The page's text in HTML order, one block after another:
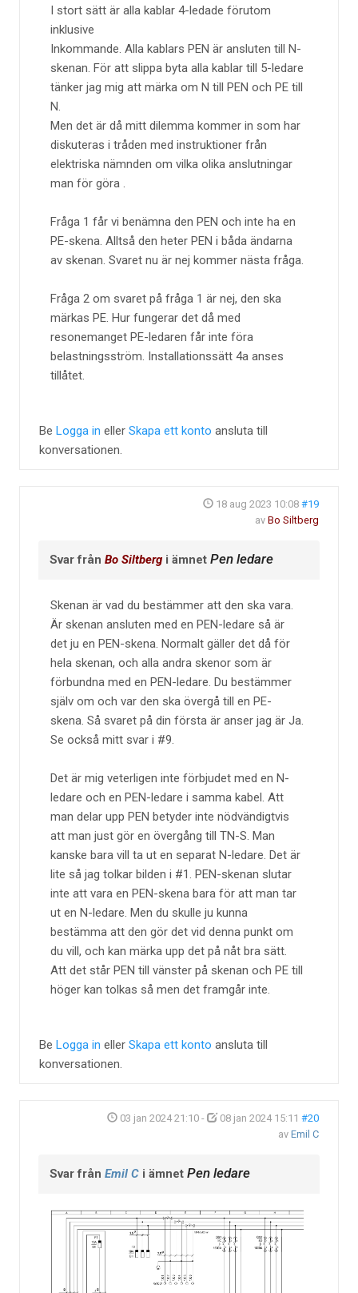
I stort sätt är alla kablar 4-ledade förutom
inklusive
Inkommande. Alla kablars PEN är ansluten till N-
skenan. För att slippa byta alla kablar till 5-ledare
tänker jag mig att märka om N till PEN och PE till
N.
Men det är då mitt dilemma kommer in som har
diskuteras i tråden med instruktioner från
elektriska nämnden om vilka olika anslutningar
man för göra .
Fråga 1 får vi benämna den PEN och inte ha en
PE-skena. Alltså den heter PEN i båda ändarna
av skenan. Svaret nu är nej kommer nästa fråga.
Fråga 2 om svaret på fråga 1 är nej, den ska
märkas PE. Hur fungerar det då med
resonemanget PE-ledaren får inte föra
belastningsström. Installationssätt 4a anses
tillåtet.
Be Logga in eller Skapa ett konto ansluta till
konversationen.
18 aug 2023 10:08 #19
av Bo Siltberg
Svar från Bo Siltberg i ämnet Pen ledare
Skenan är vad du bestämmer att den ska vara.
Är skenan ansluten med en PEN-ledare så är
det ju en PEN-skena. Normalt gäller det då för
hela skenan, och alla andra skenor som är
förbundna med en PEN-ledare. Du bestämmer
själv om och var den ska övergå till en PE-
skena. Så svaret på din första är anser jag är Ja.
Se också mitt svar i #9.
Det är mig veterligen inte förbjudet med en N-
ledare och en PEN-ledare i samma kabel. Att
man delar upp PEN betyder inte nödvändigtvis
att man just gör en övergång till TN-S. Man
kanske bara vill ta ut en separat N-ledare. Det är
lite så jag tolkar bilden i #1. PEN-skenan slutar
inte att vara en PEN-skena bara för att man tar
ut en N-ledare. Men du skulle ju kunna
bestämma att den gör det vid denna punkt om
du vill, och kan märka upp det på nåt bra sätt.
Att det står PEN till vänster på skenan och PE till
höger kan tolkas så men det framgår inte.
Be Logga in eller Skapa ett konto ansluta till
konversationen.
03 jan 2024 21:10 - 08 jan 2024 15:11 #20
av Emil C
Svar från Emil C i ämnet Pen ledare